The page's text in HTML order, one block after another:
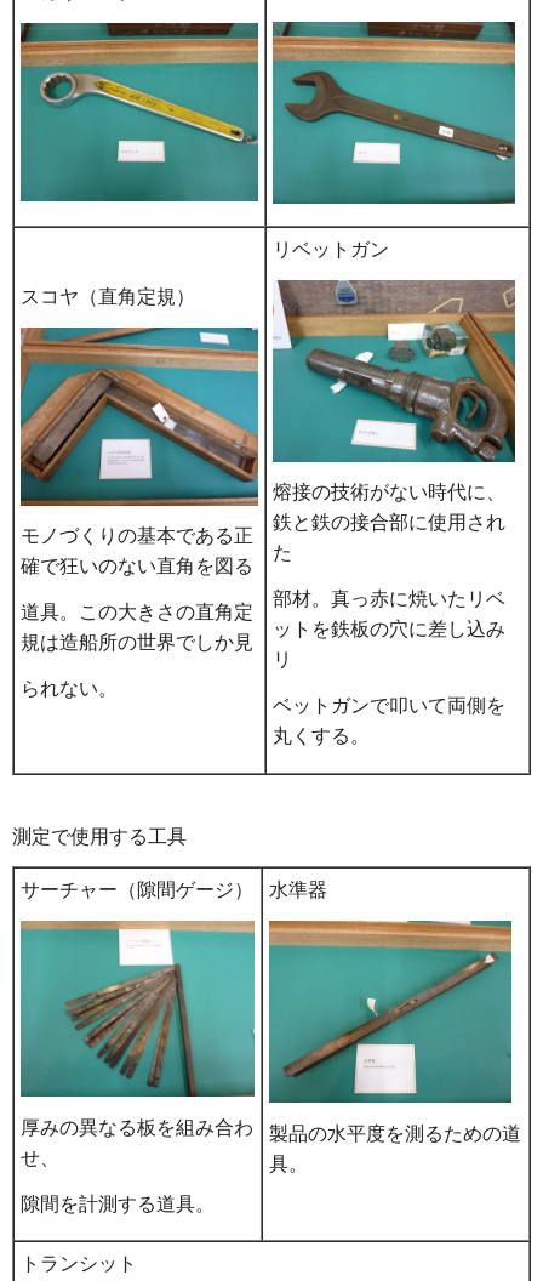
スコヤ（直角定規）
モノづくりの基本である正
確で狂いのない直角を図る
道具。この大きさの直角定
規は造船所の世界でしか見
られない。
リベットガン
熔接の技術がない時代に、
鉄と鉄の接合部に使用され
た
部材。真っ赤に焼いたリベ
ットを鉄板の穴に差し込み
リ
ベットガンで叩いて両側を
丸くする。
測定で使用する工具
サーチャー（隙間ゲージ）
厚みの異なる板を組み合わ
せ、
隙間を計測する道具。
水準器
製品の水平度を測るための道
具。
トランシット